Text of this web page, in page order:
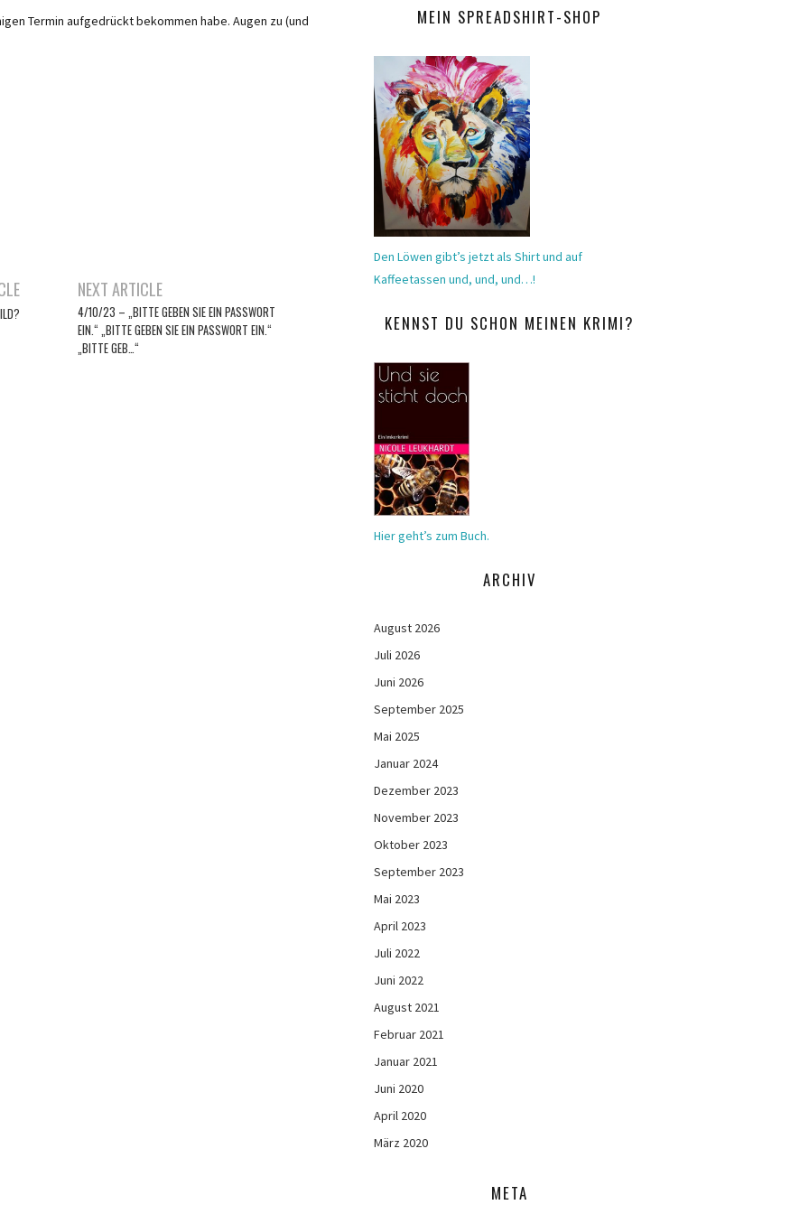
Termin aufgedrückt bekommen habe. Augen zu (und
NEXT ARTICLE
4/10/23 – „BITTE GEBEN SIE EIN PASSWORT
EIN.“ „BITTE GEBEN SIE EIN PASSWORT EIN.“
„BITTE GEB…“
MEIN SPREADSHIRT-SHOP
Den Löwen gibt’s jetzt als Shirt und auf
Kaffeetassen und, und, und…!
KENNST DU SCHON MEINEN KRIMI?
Hier geht’s zum Buch.
ARCHIV
August 2026
Juli 2026
Juni 2026
September 2025
Mai 2025
Januar 2024
Dezember 2023
November 2023
Oktober 2023
September 2023
Mai 2023
April 2023
Juli 2022
Juni 2022
August 2021
Februar 2021
Januar 2021
Juni 2020
April 2020
März 2020
META